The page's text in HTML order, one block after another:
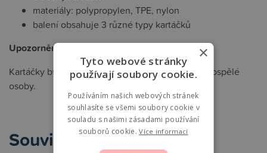
materiály: polypropylen, TPE, nylon
balení obsahuje 3 různé typy kartáčků
Upozornění:
Kartáčky by měly být používány pod dohledem dospělé
osoby.
Související
×
Tyto webové stránky
používají soubory cookie.
Používáním našich webových stránek
souhlasíte se všemi soubory cookie v
souladu s našimi zásadami používání
souborů cookie.Více informací